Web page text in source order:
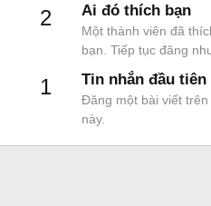
2 Ai đó thích bạn
Một thành viên đã
bạn. Tiếp tục đăng
1 Tin nhắn đầu tiên
Đăng một bài viết
này.